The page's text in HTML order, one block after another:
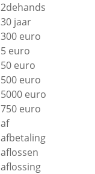
2dehands
30 jaar
300 euro
5 euro
50 euro
500 euro
5000 euro
750 euro
af
afbetaling
aflossen
aflossing